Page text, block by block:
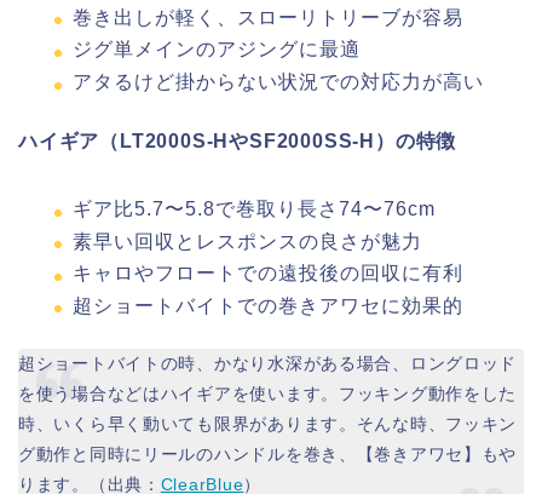
巻き出しが軽く、スローリトリーブが容易
ジグ単メインのアジングに最適
アタるけど掛からない状況での対応力が高い
ハイギア（LT2000S-HやSF2000SS-H）の特徴
ギア比5.7〜5.8で巻取り長さ74〜76cm
素早い回収とレスポンスの良さが魅力
キャロやフロートでの遠投後の回収に有利
超ショートバイトでの巻きアワセに効果的
超ショートバイトの時、かなり水深がある場合、ロングロッド
を使う場合などはハイギアを使います。フッキング動作をした
時、いくら早く動いても限界があります。そんな時、フッキン
グ動作と同時にリールのハンドルを巻き、【巻きアワセ】もや
ります。（出典： ClearBlue）